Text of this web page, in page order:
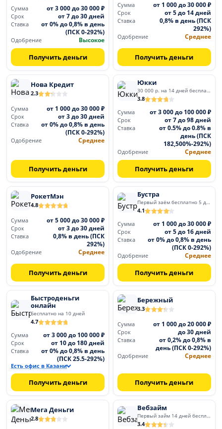
Сумма
от 3 000 до 30 000 ₽
Срок от 7 до 30 дней
Ставка
от 0% до 0,8% в день
(ПСК 0-292%)
Одобрение Высокое
Получить деньги
Сумма от 1 000 до 30 000 ₽
Срок от 5 до 14 дней
Ставка
0,8% в день (ПСК
292%)
Одобрение Среднее
Получить деньги
Нова Кредит
2.3
Сумма от 1 000 до 30 000 ₽
Срок от 3 до 30 дней
Ставка
от 0% до 0,8% в день
(ПСК 0-292%)
Одобрение Среднее
Получить деньги
Юкки
30 000 р. на 14 дней бесплатно
3.8
Сумма
от 3 000 до 100 000 ₽
Срок от 7 до 98 дней
Ставка
от 0.5% до 0.8% в
день (ПСК
182,500%-292%)
Одобрение Среднее
Получить деньги
РокетМэн
4.8
Сумма от 5 000 до 30 000 ₽
Срок от 3 до 30 дней
Ставка
0,8% в день (ПСК
292%)
Одобрение Среднее
Получить деньги
Бустра
Первый заём бесплатно 5 дней
4.1
Сумма
от 1 000 до 30 000 ₽
Срок от 5 до 16 дней
Ставка
от 0% до 0,8% в день
(ПСК 0-292%)
Одобрение Среднее
Получить деньги
Быстроденьги
онлайн
Бесплатно на 10 дней
4.7
Сумма
от 3 000 до 100 000 ₽
Срок от 10 до 180 дней
Ставка
от 0% до 0,8% в день
(ПСК 25.5-292%)
Есть офис в Казани
Получить деньги
Бережный
3.3
Сумма от 1 000 до 20 000 ₽
Срок до 30 дней
Ставка
от 0,2% до 0,8% в
день (ПСК 0-292%)
Одобрение Среднее
Получить деньги
Мега Деньги
2.8
Вебзайм
Первый займ 14 дней бесплатно
3.4